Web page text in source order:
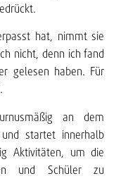
hat, nimmt sie
nicht, denn ich fand
gelesen haben. Für
an dem
und startet innerhalb
Aktivitäten, um die
und Schüler zu